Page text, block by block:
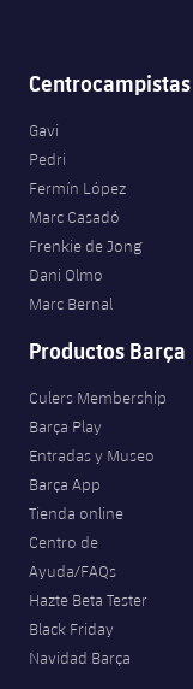
Centrocampistas
Gavi
Pedri
Fermín López
Marc Casadó
Frenkie de Jong
Dani Olmo
Marc Bernal
Productos Barça
Culers Membership
Barça Play
Entradas y Museo
Barça App
Tienda online
Centro de
Ayuda/FAQs
Hazte Beta Tester
Black Friday
Navidad Barça